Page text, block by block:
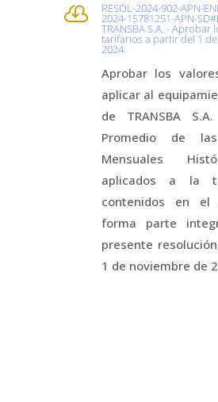
 RESOL-2024-902-APN-
2024-15781251-APN-
TRANSBA S.A. - Aprobar
tarifarios a partir del 1
2024
Aprobar los
aplicar al
de TRANSBA
Promedio de
Mensuales
aplicados a la
contenidos en el
forma parte
presente
1 de noviembre de